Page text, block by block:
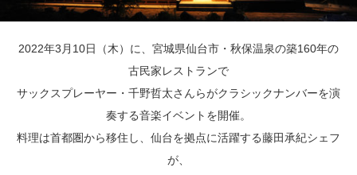
2022年3月10日（木）に、宮城県仙台市・秋保温泉の築160年の
古民家レストランで
サックスプレーヤー・千野哲太さんらがクラシックナンバーを演
奏する音楽イベントを開催。
料理は首都圏から移住し、仙台を拠点に活躍する藤田承紀シェフ
が、